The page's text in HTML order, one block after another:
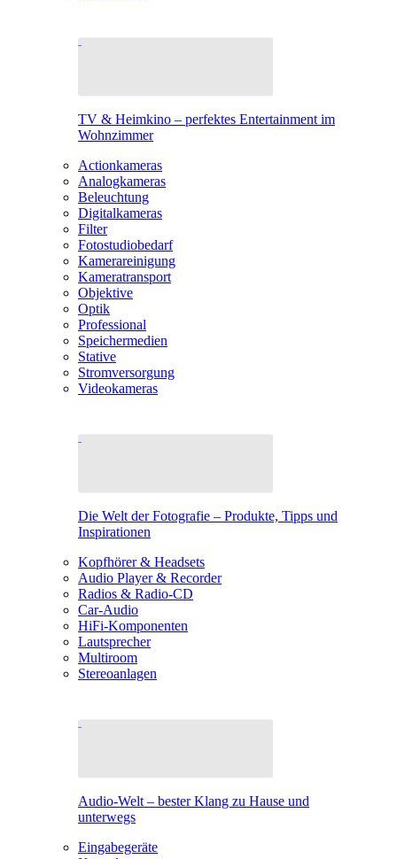
TV & Heimkino – perfektes Entertainment im
Wohnzimmer
Actionkameras
Analogkameras
Beleuchtung
Digitalkameras
Filter
Fotostudiobedarf
Kamerareinigung
Kameratransport
Objektive
Optik
Professional
Speichermedien
Stative
Stromversorgung
Videokameras
Die Welt der Fotografie – Produkte, Tipps und
Inspirationen
Kopfhörer & Headsets
Audio Player & Recorder
Radios & Radio-CD
Car-Audio
HiFi-Komponenten
Lautsprecher
Multiroom
Stereoanlagen
Audio-Welt – bester Klang zu Hause und
unterwegs
Eingabegeräte